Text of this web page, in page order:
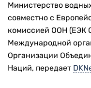
Министерство
совместно с
комиссией ООН (ЕЭК
Международной
Организации
Наций, передает